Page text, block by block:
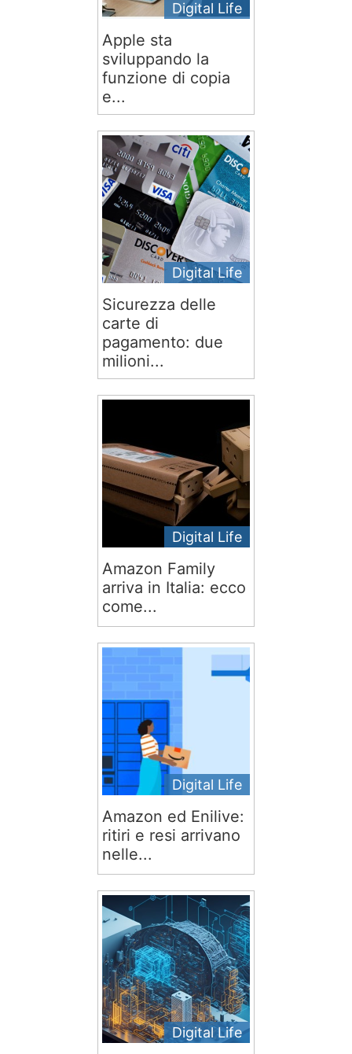
Digital Life
Apple sta
sviluppando la
funzione di copia
e...
Digital Life
Sicurezza delle
carte di
pagamento: due
milioni...
Digital Life
Amazon Family
arriva in Italia: ecco
come...
Digital Life
Amazon ed Enilive:
ritiri e resi arrivano
nelle...
Digital Life